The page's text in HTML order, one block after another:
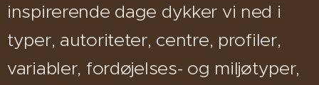
inspirerende dage dykker vi ned i
typer, autoriteter, centre, profiler,
variabler, fordøjelses- og miljøtyper,